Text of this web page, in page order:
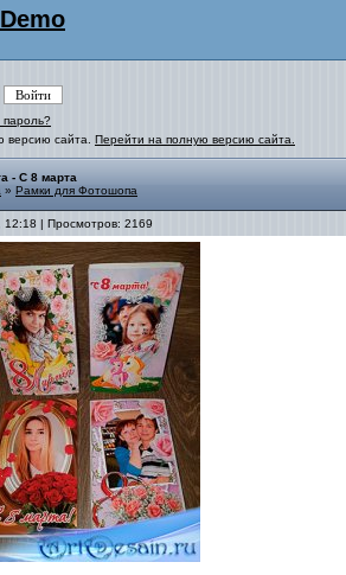
версию сайта. Перейти на полную версию сайта.
- С 8 марта
» Рамки для Фотошопа
12:18 | Просмотров: 2169